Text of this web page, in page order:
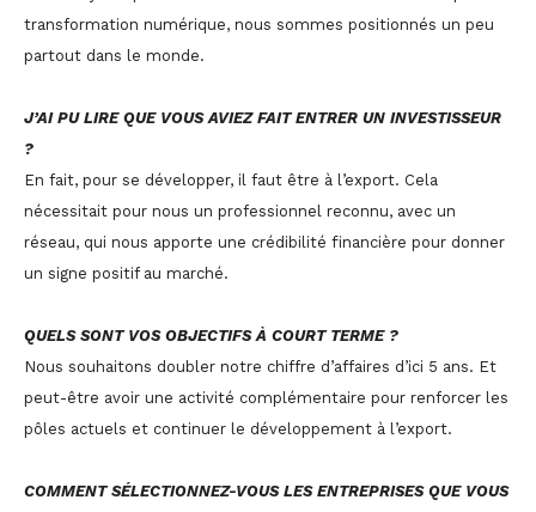
transformation numérique, nous sommes positionnés un peu
partout dans le monde.
J’AI PU LIRE QUE VOUS AVIEZ FAIT ENTRER UN INVESTISSEUR
?
En fait, pour se développer, il faut être à l’export. Cela
nécessitait pour nous un professionnel reconnu, avec un
réseau, qui nous apporte une crédibilité financière pour donner
un signe positif au marché.
QUELS SONT VOS OBJECTIFS À COURT TERME ?
Nous souhaitons doubler notre chiffre d’affaires d’ici 5 ans. Et
peut-être avoir une activité complémentaire pour renforcer les
pôles actuels et continuer le développement à l’export.
COMMENT SÉLECTIONNEZ-VOUS LES ENTREPRISES QUE VOUS